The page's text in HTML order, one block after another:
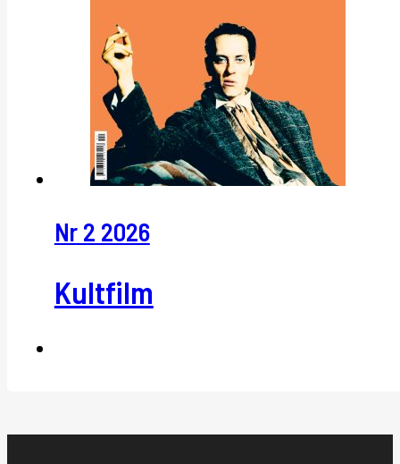
Nr 2 2026
Kultfilm